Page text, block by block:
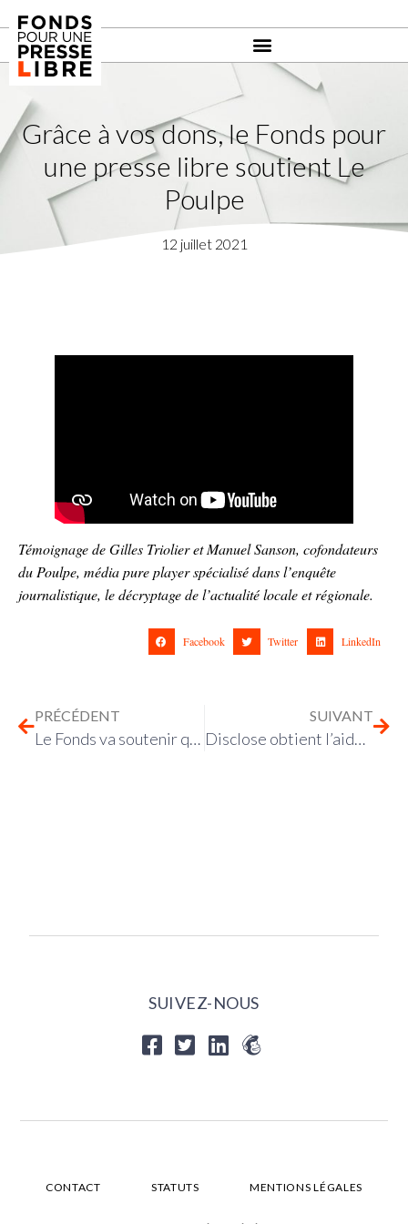
Grâce à vos dons, le Fonds pour
une presse libre soutient Le
Poulpe
12 juillet 2021
Témoignage de Gilles Triolier et Manuel Sanson, cofondateurs
du Poulpe, média pure player spécialisé dans l’enquête
journalistique, le décryptage de l’actualité locale et régionale.
Facebook Twitter LinkedIn
PRÉCÉDENT
Le Fonds va soutenir quatre médias indépendants
SUIVANT
Disclose obtient l’aide du Fonds pour une presse libre pour son projet Membership Dislose
SUIVEZ-NOUS
CONTACT STATUTS MENTIONS LÉGALES